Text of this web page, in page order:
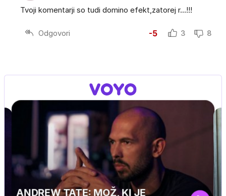
Tvoji komentarji so tudi domino efekt,zatorej r...!!!
Odgovori -5 3 8